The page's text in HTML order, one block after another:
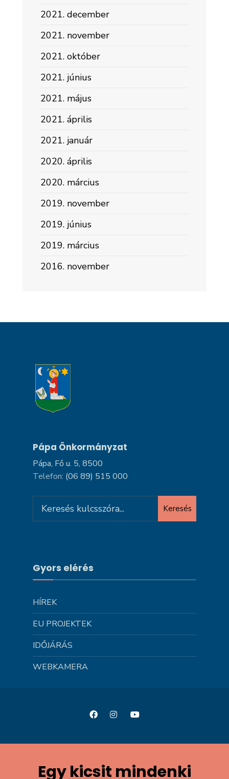
2021. december
2021. november
2021. október
2021. június
2021. május
2021. április
2021. január
2020. április
2020. március
2019. november
2019. június
2019. március
2016. november
Pápa Önkormányzat
Pápa, Fő u. 5, 8500
Telefon: (06 89) 515 000
for:
Keresés
Gyors elérés
HÍREK
EU PROJEKTEK
IDŐJÁRÁS
WEBKAMERA
Egy kicsit mindenki